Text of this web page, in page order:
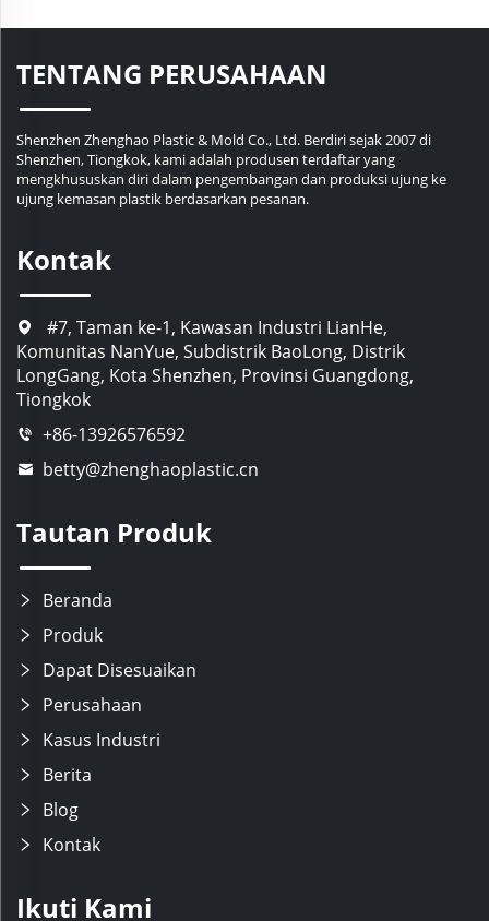
TENTANG PERUSAHAAN
Shenzhen Zhenghao Plastic & Mold Co., Ltd. Berdiri sejak 2007 di
Shenzhen, Tiongkok, kami adalah produsen terdaftar yang
mengkhususkan diri dalam pengembangan dan produksi ujung ke
ujung kemasan plastik berdasarkan pesanan.
Kontak
#7, Taman ke-1, Kawasan Industri LianHe,
Komunitas NanYue, Subdistrik BaoLong, Distrik
LongGang, Kota Shenzhen, Provinsi Guangdong,
Tiongkok
+86-13926576592
betty@zhenghaoplastic.cn
Tautan Produk
Beranda
Produk
Dapat Disesuaikan
Perusahaan
Kasus Industri
Berita
Blog
Kontak
Ikuti Kami